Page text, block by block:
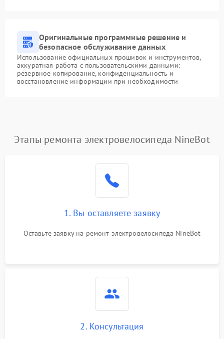
Оригинальные программные решение и
безопасное обслуживание данных
Использование официальных прошивок и инструментов,
аккуратная работа с пользовательскими данными:
резервное копирование, конфиденциальность и
восстановление информации при необходимости
Этапы ремонта электровелосипеда NineBot
1. Вы оставляете заявку
Оставьте заявку на ремонт электровелосипеда NineBot
2. Консультация